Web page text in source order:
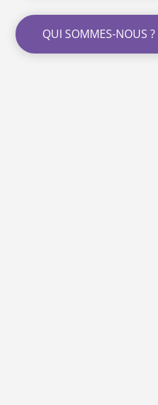
QUI SOMMES-NOUS ?